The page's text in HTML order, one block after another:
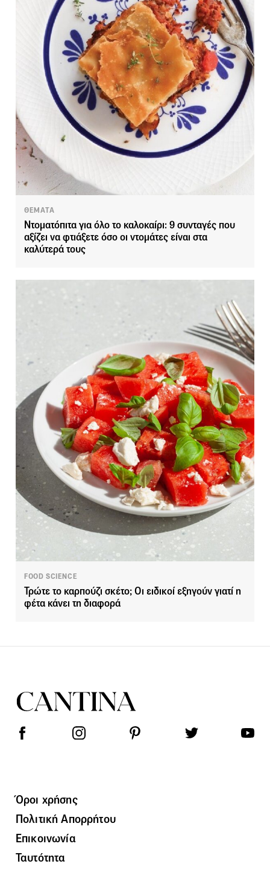
ΘΕΜΑΤΑ
Ντοματόπιτα για όλο το καλοκαίρι: 9 συνταγές που
αξίζει να φτιάξετε όσο οι ντομάτες είναι στα
καλύτερά τους
FOOD SCIENCE
Τρώτε το καρπούζι σκέτο; Οι ειδικοί εξηγούν γιατί η
φέτα κάνει τη διαφορά
Όροι χρήσης
Πολιτική Απορρήτου
Επικοινωνία
Ταυτότητα